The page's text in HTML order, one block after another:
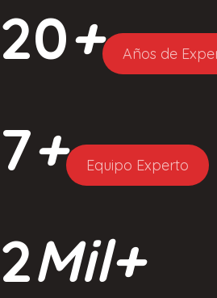
20+ Años de
7+ Equipo Experto
2Mil+